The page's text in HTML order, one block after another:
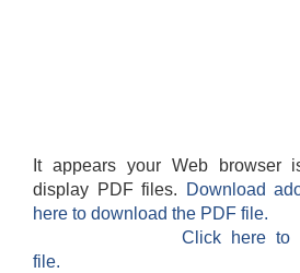
It appears your Web browser
display PDF files.
Download
here to download the PDF file.
Click here to
file.